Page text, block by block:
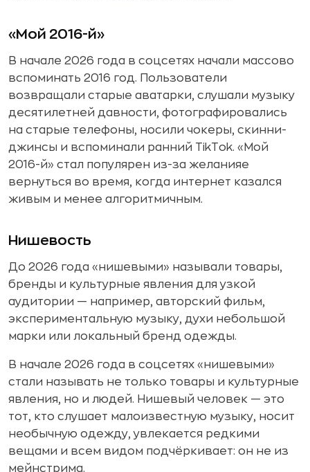
«Мой 2016-й»
В начале 2026 года в соцсетях начали массово
вспоминать 2016 год. Пользователи
возвращали старые аватарки, слушали музыку
десятилетней давности, фотографировались
на старые телефоны, носили чокеры, скинни-
джинсы и вспоминали ранний TikTok. «Мой
2016-й» стал популярен из-за желанияе
вернуться во время, когда интернет казался
живым и менее алгоритмичным.
Нишевость
До 2026 года «нишевыми» называли товары,
бренды и культурные явления для узкой
аудитории — например, авторский фильм,
экспериментальную музыку, духи небольшой
марки или локальный бренд одежды.
В начале 2026 года в соцсетях «нишевыми»
стали называть не только товары и культурные
явления, но и людей. Нишевый человек — это
тот, кто слушает малоизвестную музыку, носит
необычную одежду, увлекается редкими
вещами и всем видом подчёркивает: он не из
мейнстрима.